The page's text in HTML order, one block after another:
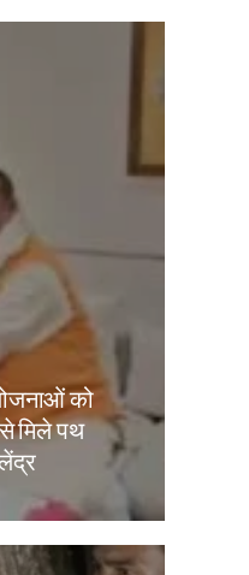
को
मिले पथ